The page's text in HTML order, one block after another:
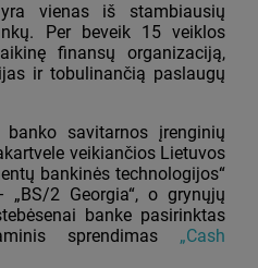
vienas iš stambiausių
Per beveik 15 veiklos
finansų organizaciją,
ir tobulinančią paslaugų
savitarnos įrenginių
veikiančios Lietuvos
bankinės technologijos“
2 Georgia“, o grynųjų
banke pasirinktas
sprendimas „Cash